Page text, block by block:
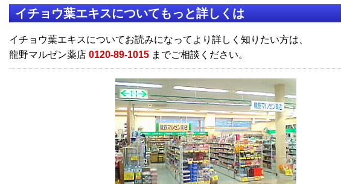
イチョウ葉エキスについてもっと詳しくは
イチョウ葉エキスについてお読みになってより詳しく知りたい方は、
龍野マルゼン薬店 0120-89-1015 までご相談ください。